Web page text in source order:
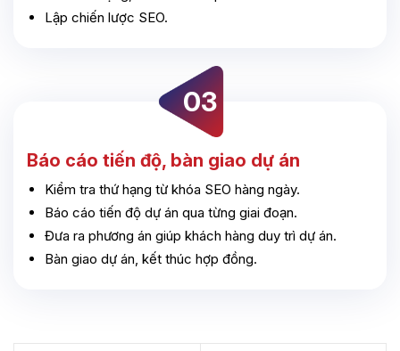
Lập chiến lược SEO.
Báo cáo tiến độ, bàn giao dự án
Kiểm tra thứ hạng từ khóa SEO hàng ngày.
Báo cáo tiến độ dự án qua từng giai đoạn.
Đưa ra phương án giúp khách hàng duy trì dự án.
Bàn giao dự án, kết thúc hợp đồng.